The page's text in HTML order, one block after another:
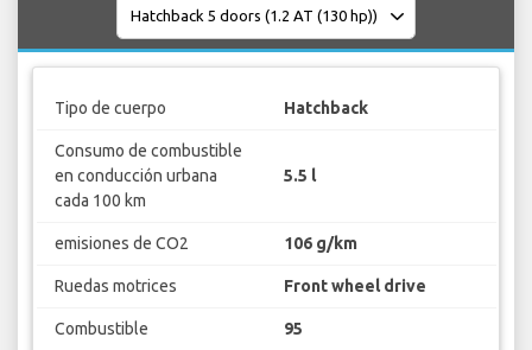
Tipo de cuerpo Hatchback
Consumo de combustible
en conducción urbana
cada 100 km
5.5 l
emisiones de CO2 106 g/km
Ruedas motrices Front wheel drive
Combustible 95